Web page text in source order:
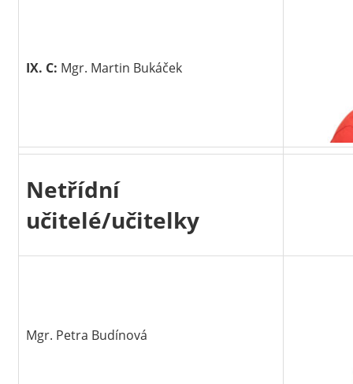
IX. C: Mgr. Martin Bukáček
Netřídní
učitelé/učitelky
Mgr. Petra Budínová